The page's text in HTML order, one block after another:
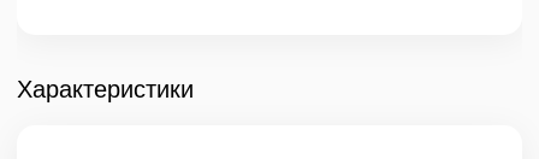
Характеристики